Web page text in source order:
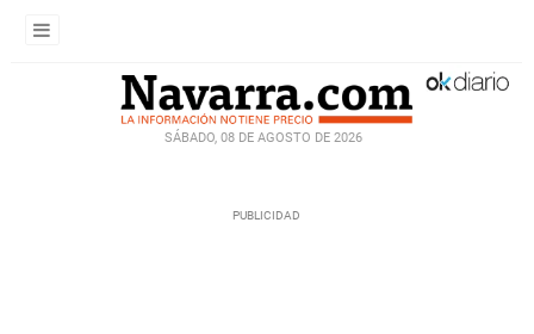
SÁBADO, 08 DE AGOSTO DE 2026